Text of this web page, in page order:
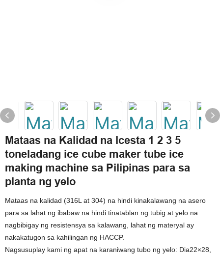
Mataas na Kalidad na Icesta 1 2 3 5
toneladang ice cube maker tube ice
making machine sa Pilipinas para sa
planta ng yelo
Mataas na kalidad (316L at 304) na hindi kinakalawang na asero
para sa lahat ng ibabaw na hindi tinatablan ng tubig at yelo na
nagbibigay ng resistensya sa kalawang, lahat ng materyal ay
nakakatugon sa kahilingan ng HACCP.
Nagsusuplay kami ng apat na karaniwang tubo ng yelo: Dia22×28,